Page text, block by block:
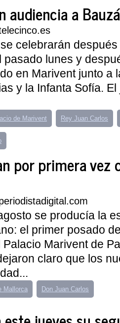
audiencia a Bauzá
celebrarán
pasado lunes y
en Marivent junto a
y la Infanta Sofía.
de Marivent Rey Juan Carlos
por primera vez
se producía la
el primer posado
Marivent de
claro que los
Mallorca Don Juan Carlos